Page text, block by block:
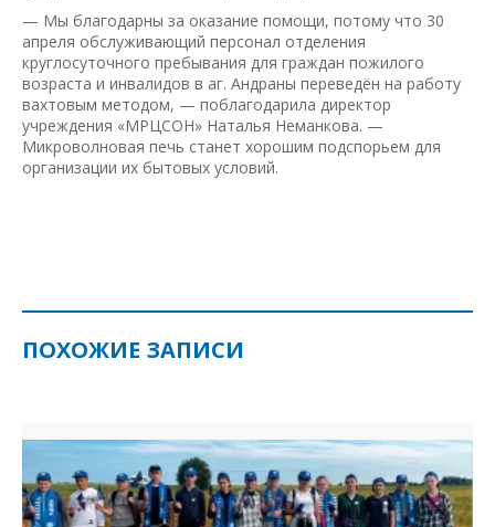
— Мы благодарны за оказание помощи, потому что 30
апреля обслуживающий персонал отделения
круглосуточного пребывания для граждан пожилого
возраста и инвалидов в аг. Андраны переведён на работу
вахтовым методом, — поблагодарила директор
учреждения «МРЦСОН» Наталья Неманкова. —
Микроволновая печь станет хорошим подспорьем для
организации их бытовых условий.
ПОХОЖИЕ ЗАПИСИ